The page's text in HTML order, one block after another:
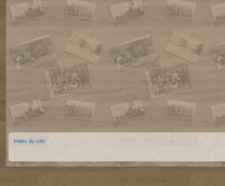
Index du site